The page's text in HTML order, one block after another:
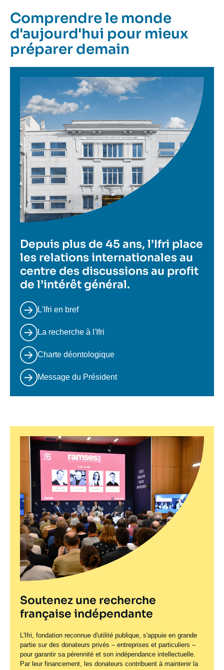
Comprendre le monde
d'aujourd'hui pour mieux
préparer demain
Image
Depuis plus de 45 ans, l’Ifri place
les relations internationales au
centre des discussions au profit
de l’intérêt général.
L'Ifri en bref
La recherche à l'Ifri
Charte déontologique
Message du Président
Soutenez une recherche
française indépendante
L'Ifri, fondation reconnue d'utilité publique, s'appuie en grande
partie sur des donateurs privés – entreprises et particuliers –
pour garantir sa pérennité et son indépendance intellectuelle.
Par leur financement, les donateurs contribuent à maintenir la